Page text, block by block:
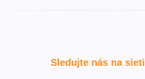
Sledujte nás na sieti